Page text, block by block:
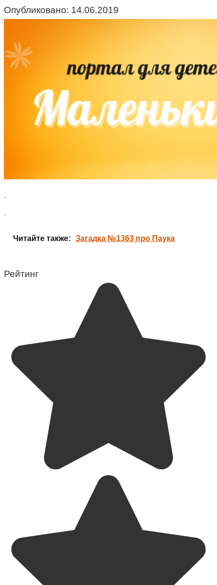
Опубликовано: 14.06.2019
Читайте также: Загадка №1363 про Паука
Рейтинг